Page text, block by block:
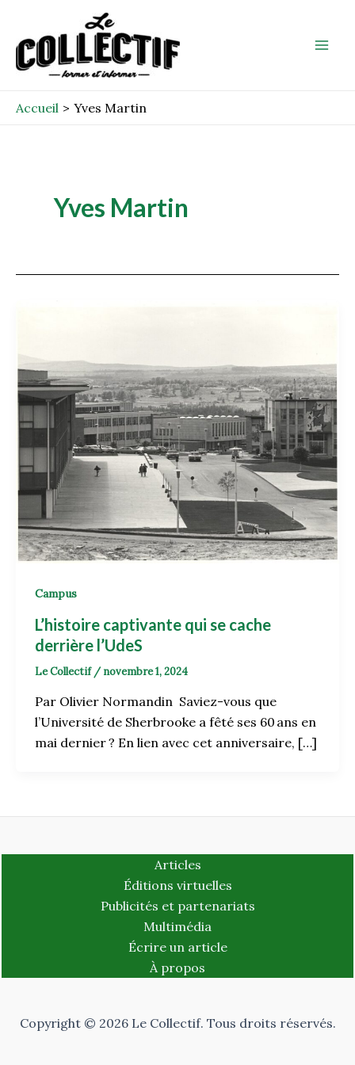
contenu
Accueil Yves Martin
Yves Martin
Campus
L’histoire captivante qui se cache
derrière l’UdeS
Le Collectif / novembre 1, 2024
Par Olivier Normandin Saviez-vous que
l’Université de Sherbrooke a fêté ses 60 ans en
mai dernier ? En lien avec cet anniversaire, […]
Articles
Éditions virtuelles
Publicités et partenariats
Multimédia
Écrire un article
À propos
Copyright © 2026 Le Collectif. Tous droits réservés.